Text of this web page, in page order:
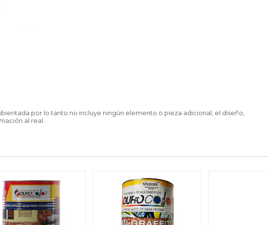
por lo tanto no incluye ningún elemento o pieza adicional, el diseño,
al real.